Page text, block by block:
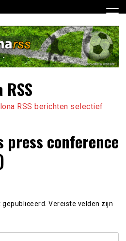
RSS berichten selectief
press conference
Vereiste velden zijn